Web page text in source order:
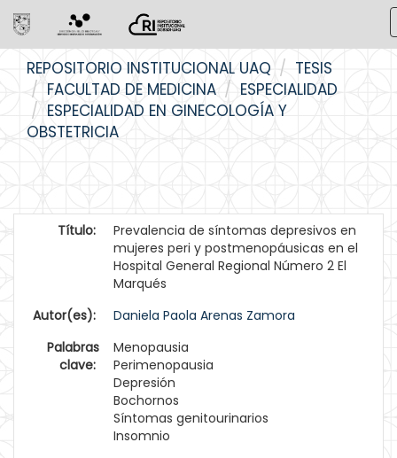
navigation
REPOSITORIO INSTITUCIONAL UAQ
TESIS
FACULTAD DE MEDICINA
ESPECIALIDAD
ESPECIALIDAD EN GINECOLOGÍA Y
OBSTETRICIA
Título:
Prevalencia de síntomas depresivos en
mujeres peri y postmenopáusicas en el
Hospital General Regional Número 2 El
Marqués
Autor(es):
Daniela Paola Arenas Zamora
Palabras
clave:
Menopausia
Perimenopausia
Depresión
Bochornos
Síntomas genitourinarios
Insomnio